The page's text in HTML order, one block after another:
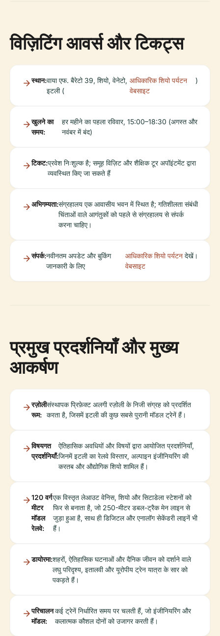
विज़िटिंग आवर्स और टिकट्स
स्थान:वाया एफ. बैरेटो 39, शियो, वेनेटो,
इटली (
आधिकारिक शियो पर्यटन
वेबसाइट
)
खुलने का
समय:
हर महीने का पहला रविवार, 15:00–18:30 (अगस्त और
नवंबर में बंद)
टिकट:प्रवेश निःशुल्क है; समूह विज़िट और शैक्षिक टूर अपॉइंटमेंट द्वारा
व्यवस्थित किए जा सकते हैं
अभिगम्यता:संग्रहालय एक आवासीय भवन में स्थित है; गतिशीलता संबंधी
चिंताओं वाले आगंतुकों को पहले से संग्रहालय से संपर्क
करना चाहिए।
संपर्क:नवीनतम अपडेट और बुकिंग
जानकारी के लिए
आधिकारिक शियो पर्यटन
वेबसाइट
देखें।
प्रमुख प्रदर्शनियाँ और मुख्य
आकर्षण
रज़ोली
रूम:
संस्थापक प्रिफ़ेक्ट अलगी रज़ोली के निजी संग्रह को प्रदर्शित
करता है, जिसमें इटली की कुछ सबसे पुरानी मॉडल ट्रेनें हैं।
विषयगत
प्रदर्शनियाँ:
ऐतिहासिक अवधियों और विषयों द्वारा आयोजित प्रदर्शनियाँ,
जिनमें इटली का रेलवे विस्तार, अल्पाइन इंजीनियरिंग की
करतब और औद्योगिक शियो शामिल हैं।
120 वर्ग
मीटर
मॉडल
रेलवे:
एक विस्तृत लेआउट वेनिस, शियो और सिटाडेला स्टेशनों को
फिर से बनाता है, जो 250-मीटर डबल-ट्रैक मेन लाइन से
जुड़ा हुआ है, साथ ही डिजिटल और एनालॉग सेकेंडरी लाइनें भी
हैं।
डायोरमा:शहरों, ऐतिहासिक घटनाओं और दैनिक जीवन को दर्शाने वाले
लघु परिदृश्य, इतालवी और यूरोपीय ट्रेन यात्रा के सार को
पकड़ते हैं।
परिचालन
मॉडल:
कई ट्रेनें निर्धारित समय पर चलती हैं, जो इंजीनियरिंग और
कलात्मक कौशल दोनों को उजागर करती हैं।